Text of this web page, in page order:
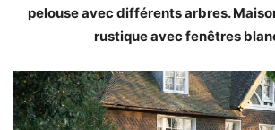
pelouse avec différents arbres.
rustique avec fenêtres